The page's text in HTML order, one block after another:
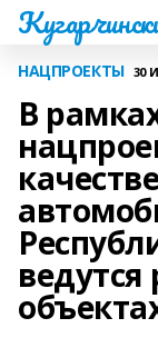
НАЦПРОЕКТЫ 30
В
ведутся